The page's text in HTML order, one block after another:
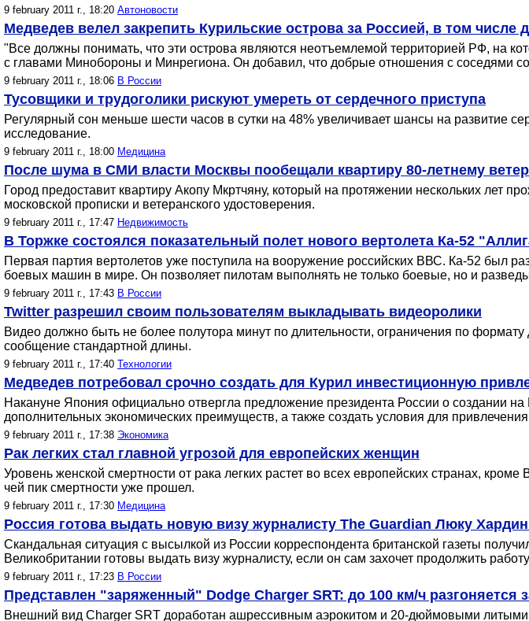
9 february 2011 г., 18:20 Автоновости
Медведев велел закрепить Курильские острова за Россией, в том
"Все должны понимать, что эти острова являются неотъемлемой территорией РФ, на
с главами Минобороны и Минрегиона. Он добавил, что добрые отношения с соседями
9 february 2011 г., 18:06 В России
Тусовщики и трудоголики рискуют умереть от сердечного приступа
Регулярный сон меньше шести часов в сутки на 48% увеличивает шансы на развитие
исследование.
9 february 2011 г., 18:00 Медицина
После шума в СМИ власти Москвы пообещали квартиру 80-летнему
Город предоставит квартиру Акопу Мкртчяну, который на протяжении нескольких лет
московской прописки и ветеранского удостоверения.
9 february 2011 г., 17:47 Недвижимость
В Торжке состоялся показательный полет нового вертолета Ка-52
Первая партия вертолетов уже поступила на вооружение российских ВВС. Ка-52 был
боевых машин в мире. Он позволяет пилотам выполнять не только боевые, но и
9 february 2011 г., 17:43 В России
Twitter разрешил своим пользователям выкладывать видеоролики
Видео должно быть не более полутора минут по длительности, ограничения по
сообщение стандартной длины.
9 february 2011 г., 17:40 Технологии
Медведев потребовал срочно создать для Курил инвестиционную
Накануне Япония официально отвергла предложение президента России о создании
дополнительных экономических преимуществ, а также создать условия для
9 february 2011 г., 17:38 Экономика
Рак легких стал главной угрозой для европейских женщин
Уровень женской смертности от рака легких растет во всех европейских странах,
чей пик смертности уже прошел.
9 february 2011 г., 17:30 Медицина
Россия готова выдать новую визу журналисту The Guardian Люку
Скандальная ситуация с высылкой из России корреспондента британской газеты
Великобритании готовы выдать визу журналисту, если он сам захочет продолжить
9 february 2011 г., 17:23 В России
Представлен "заряженный" Dodge Charger SRT: до 100 км/ч разгоняется
Внешний вид Charger SRT доработан ашрессивным аэрокитом и 20-дюймовыми